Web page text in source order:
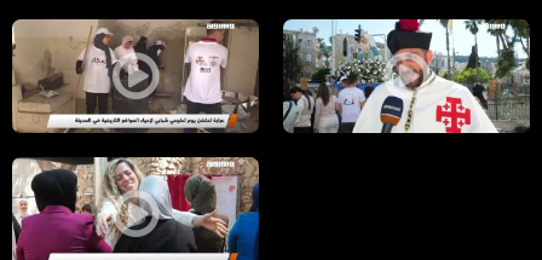
مراسلون مساواة : سيرا على الأقدام .. الآلاف يشاركون بمسيرة "طلعة
مراسلون مساواة : عرابة تحتضن
مراسلون مساواة : مبادرة تربوية
Pages